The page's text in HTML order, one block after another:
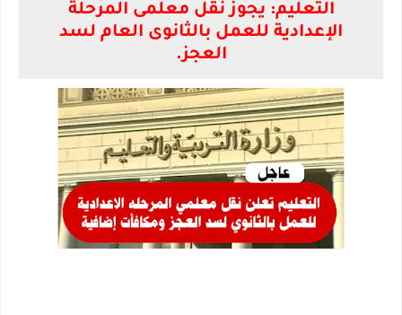
التعليم: يجوز نقل معلمى المرحلة
الإعدادية للعمل بالثانوى العام لسد
العجز.